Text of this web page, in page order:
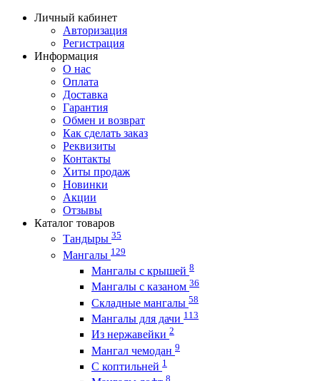
Личный кабинет
Авторизация
Регистрация
Информация
О нас
Оплата
Доставка
Гарантия
Обмен и возврат
Как сделать заказ
Реквизиты
Контакты
Хиты продаж
Новинки
Акции
Отзывы
Каталог товаров
Тандыры 35
Мангалы 129
Мангалы с крышей 8
Мангалы с казаном 36
Складные мангалы 58
Мангалы для дачи 113
Из нержавейки 2
Мангал чемодан 9
С коптильней 1
8